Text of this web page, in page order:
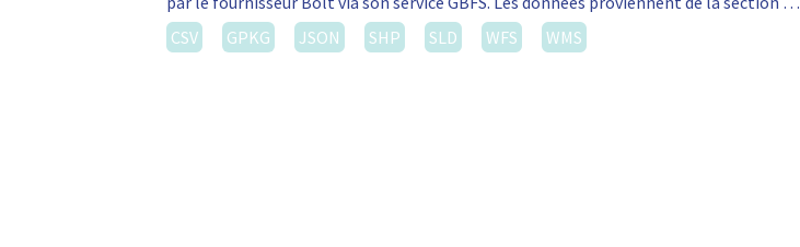
CSV
GPKG JSON SHP SLD WFS WMS